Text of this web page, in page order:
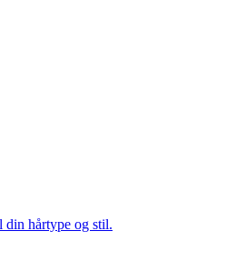
din hårtype og stil.